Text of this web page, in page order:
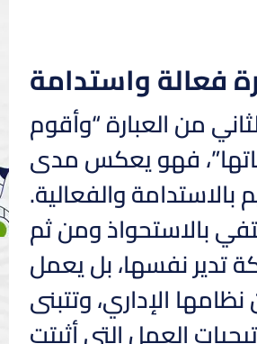
فعالة واستدامة
من العبارة “وأقوم
فهو يعكس مدى
والفعالية.
بالاستحواذ ومن ثم
تدير نفسها، بل يعمل
الإداري، وتتبنى
العمل التي أثبتت